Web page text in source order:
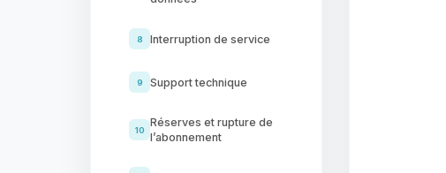
8 Interruption de service
9 Support technique
10
Réserves et rupture de
l’abonnement